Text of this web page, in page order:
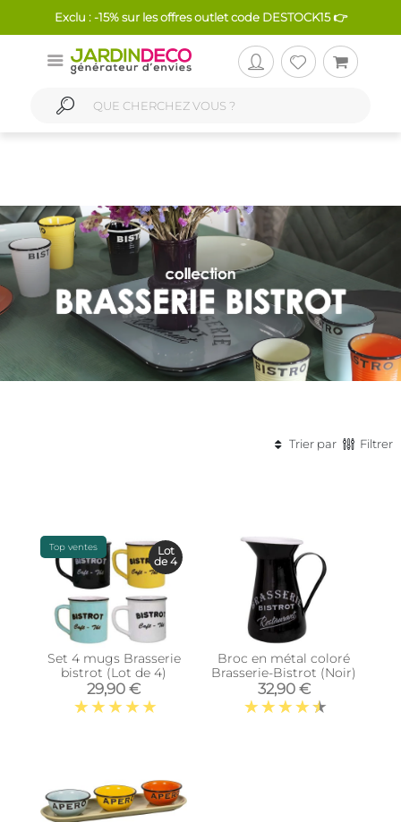
Exclu : -15% sur les offres outlet code DESTOCK15 👉
Trier par Filtrer
Top ventes
Set 4 mugs Brasserie
bistrot (Lot de 4)
29,90 €
Lot
de 4
Broc en métal coloré
Brasserie-Bistrot (Noir)
32,90 €